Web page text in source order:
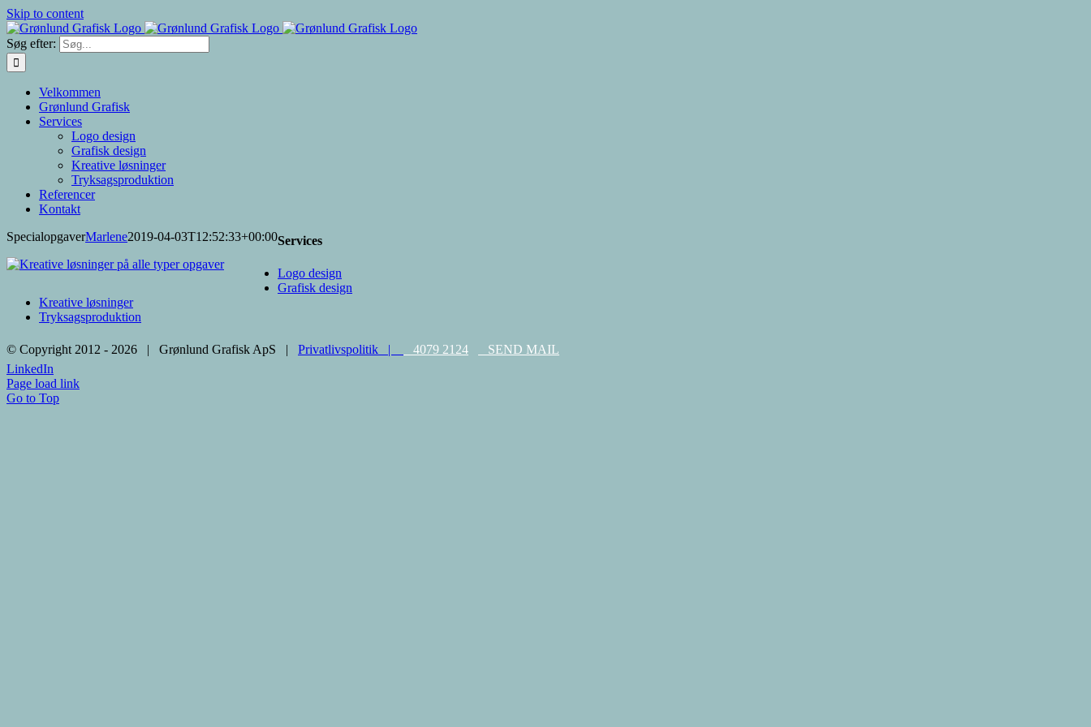
Skip to content
Søg efter:
Velkommen
Grønlund Grafisk
Services
Logo design
Grafisk design
Kreative løsninger
Tryksagsproduktion
Referencer
Kontakt
SpecialopgaverMarlene2019-04-03T12:52:33+00:00Services
Logo design
Grafisk design
Kreative løsninger
Tryksagsproduktion
© Copyright 2012 - 2026 | Grønlund Grafisk ApS | Privatlivspolitik | 4079 2124
SEND MAIL
LinkedIn
Page load link
Go to Top